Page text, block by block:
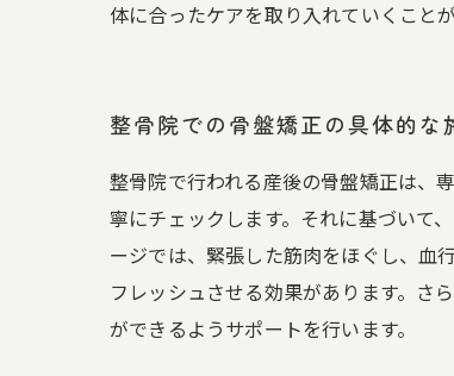
体に合ったケアを取り入れていくことが
整骨院での骨盤矯正の具体的な
整骨院で行われる産後の骨盤矯正は、
寧にチェックします。それに基づいて
ージでは、緊張した筋肉をほぐし、血
フレッシュさせる効果があります。さ
ができるようサポートを行います。